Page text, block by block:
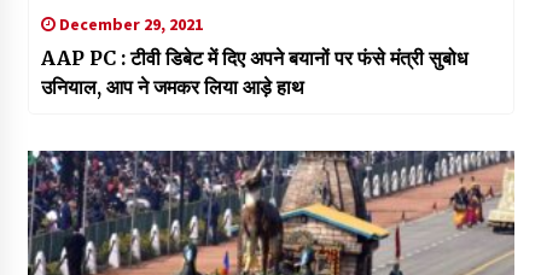
December 29, 2021
AAP PC : टीवी डिबेट में दिए अपने बयानों पर फंसे मंत्री सुबोध
उनियाल, आप ने जमकर लिया आड़े हाथ